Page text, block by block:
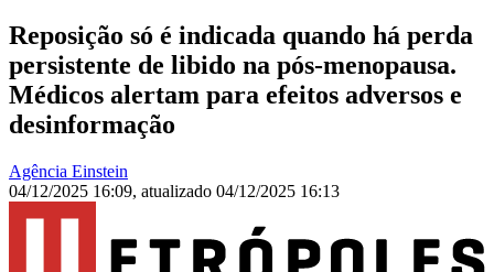
Reposição só é indicada quando há perda
persistente de libido na pós-menopausa.
Médicos alertam para efeitos adversos e
desinformação
Agência Einstein
04/12/2025 16:09, atualizado 04/12/2025 16:13